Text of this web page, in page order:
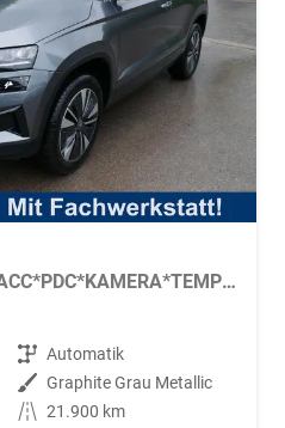
Selection 1.5 TSI DSG*ACC*PDC*KAMERA*TEMPOMAT*LED*SMARTLINK*KLIMA*RADIO*17-ZOLL
Getriebe Automatik
Außenfarbe Graphite Grau Metallic
Kilometerstand 21.900 km